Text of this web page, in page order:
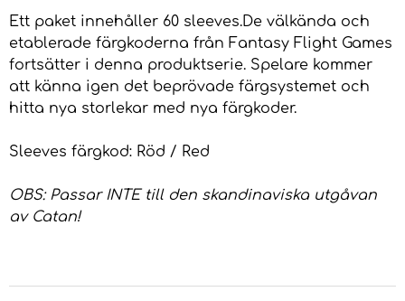
Ett paket innehåller 60 sleeves.De välkända och
etablerade färgkoderna från Fantasy Flight Games
fortsätter i denna produktserie. Spelare kommer
att känna igen det beprövade färgsystemet och
hitta nya storlekar med nya färgkoder.
Sleeves färgkod: Röd / Red
OBS: Passar INTE till den skandinaviska utgåvan
av Catan!